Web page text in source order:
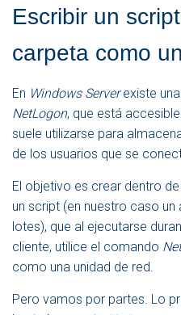
Escribir un
carpeta como
En Windows Serverexiste
NetLogon, que está
suele utilizarse para
de los usuarios que se
El objetivo es crear dentro
un script (en nuestro caso
lotes), que al ejecutarse
cliente, utilice el comando
como una unidad de red.
Pero vamos por partes. Lo